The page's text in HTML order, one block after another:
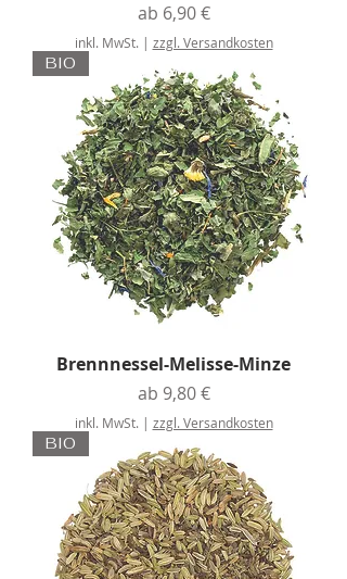
ab 6,90 €
Sale-Preis
inkl. MwSt. | zzgl. Versandkosten
BIO
Brennnessel-Melisse-Minze
ab 9,80 €
Sale-Preis
inkl. MwSt. | zzgl. Versandkosten
BIO